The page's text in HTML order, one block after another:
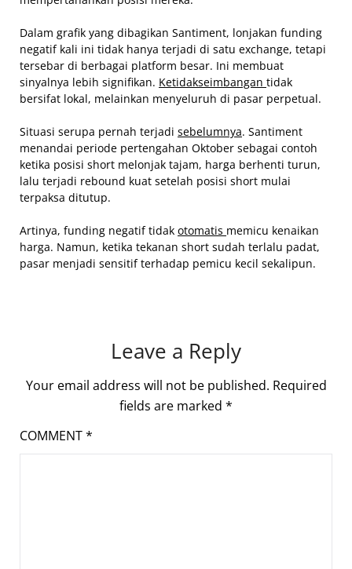
Dalam grafik yang dibagikan Santiment, lonjakan funding
negatif kali ini tidak hanya terjadi di satu exchange, tetapi
tersebar di berbagai platform besar. Ini membuat
sinyalnya lebih signifikan. Ketidakseimbangan tidak
bersifat lokal, melainkan menyeluruh di pasar perpetual.
Situasi serupa pernah terjadi sebelumnya. Santiment
menandai periode pertengahan Oktober sebagai contoh
ketika posisi short melonjak tajam, harga berhenti turun,
lalu terjadi rebound kuat setelah posisi short mulai
terpaksa ditutup.
Artinya, funding negatif tidak otomatis memicu kenaikan
harga. Namun, ketika tekanan short sudah terlalu padat,
pasar menjadi sensitif terhadap pemicu kecil sekalipun.
Leave a Reply
Your email address will not be published. Required
fields are marked *
COMMENT*